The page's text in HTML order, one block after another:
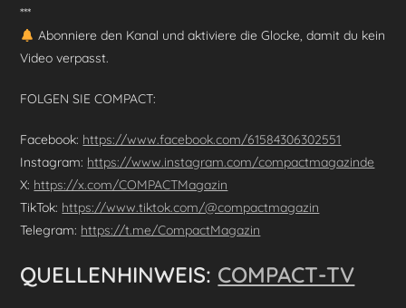
***
Abonniere den Kanal und aktiviere die Glocke, damit du kein
Video verpasst.
FOLGEN SIE COMPACT:
Facebook: https://www.facebook.com/61584306302551
Instagram: https://www.instagram.com/compactmagazinde
X: https://x.com/COMPACTMagazin
TikTok: https://www.tiktok.com/@compactmagazin
Telegram: https://t.me/CompactMagazin
QUELLENHINWEIS: COMPACT-TV